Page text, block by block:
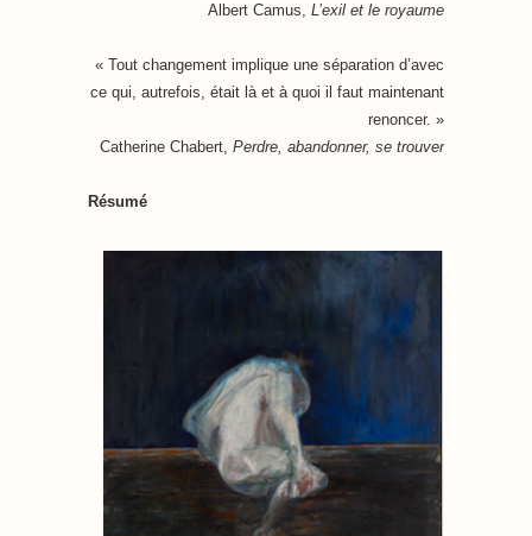
Albert Camus, L’exil et le royaume
« Tout changement implique une séparation d’avec
ce qui, autrefois, était là et à quoi il faut maintenant
renoncer. »
Catherine Chabert, Perdre, abandonner, se trouver
Résumé